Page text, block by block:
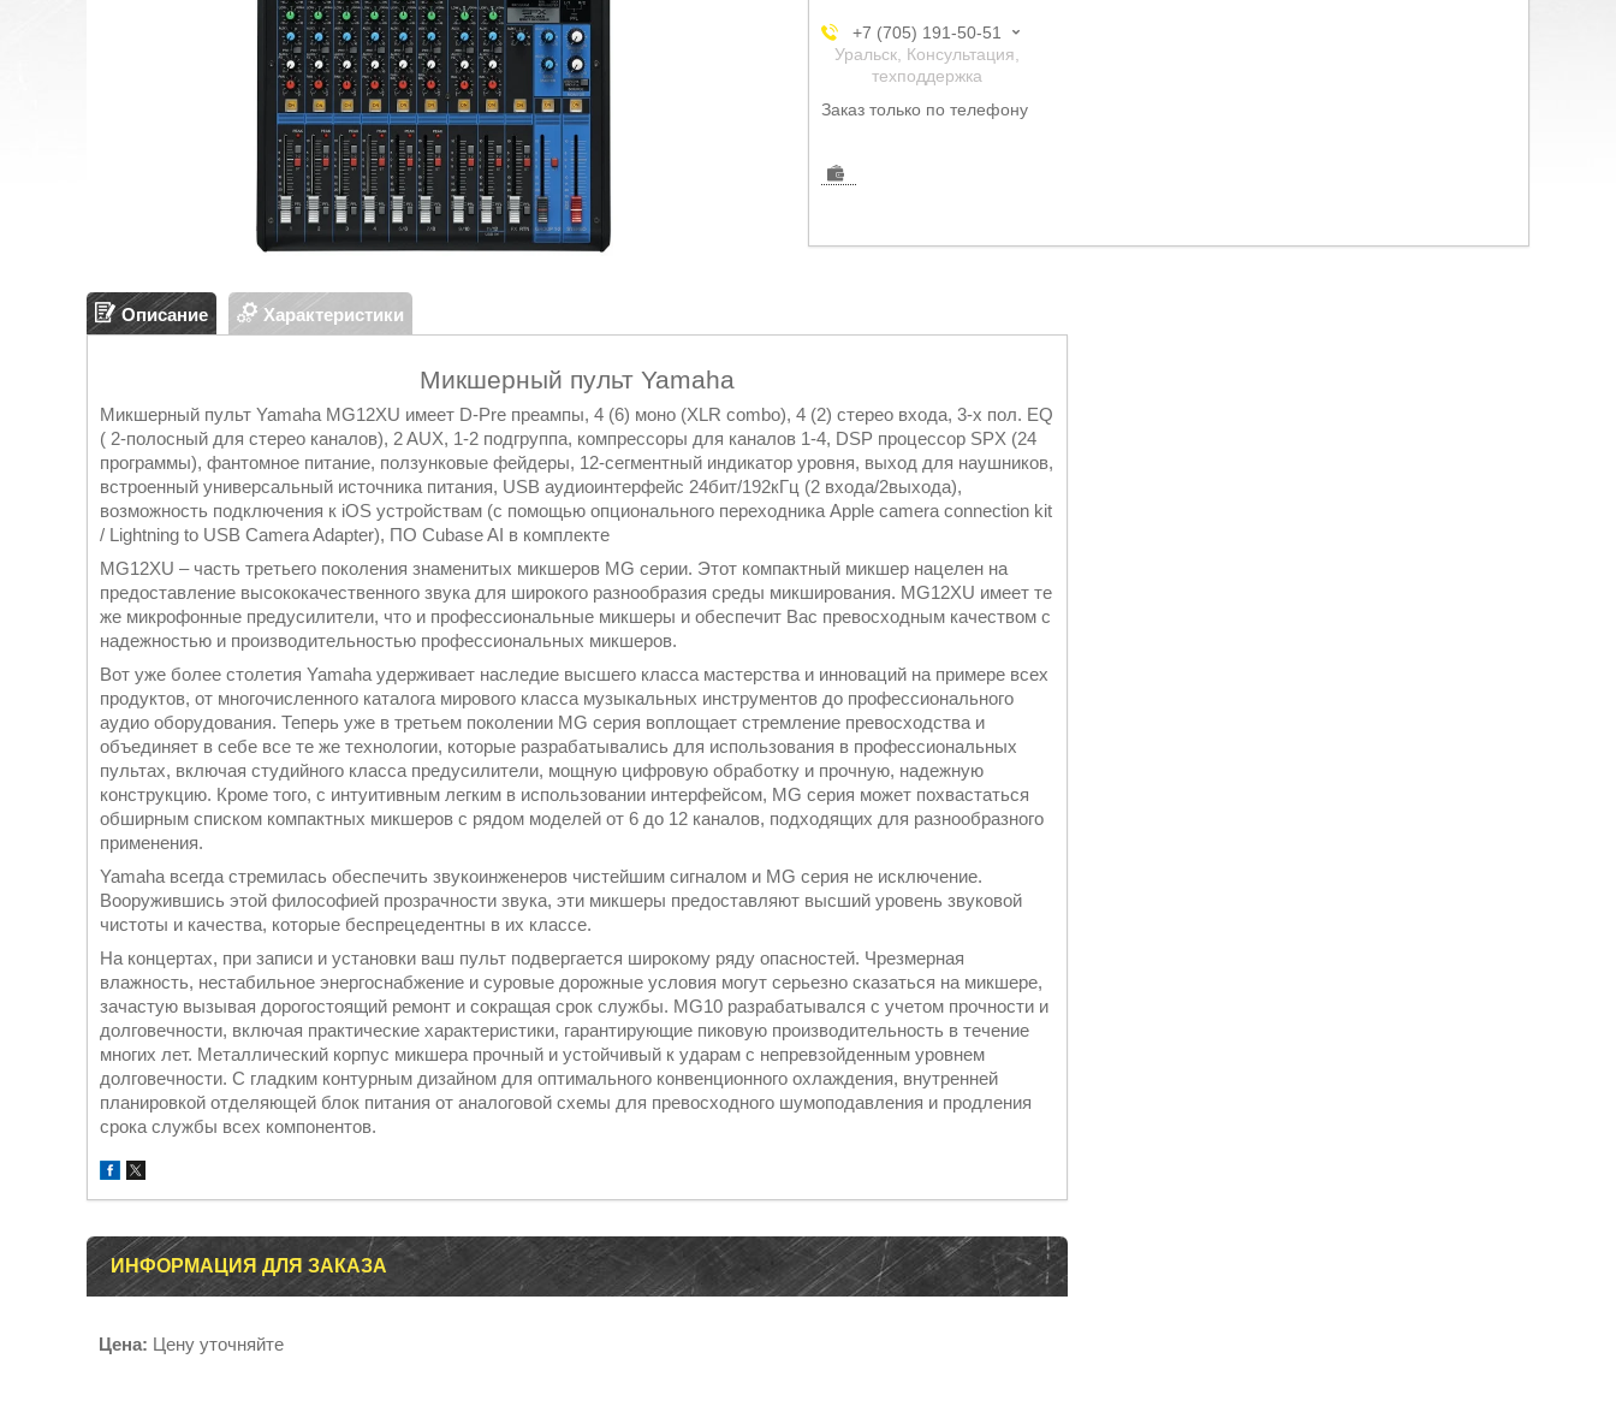
+7 (705) 191-50-51
Уральск, Консультация,
техподдержка
Заказ только по телефону
Описание Характеристики
Микшерный пульт Yamaha
Микшерный пульт Yamaha MG12XU имеет D-Pre преампы, 4 (6) моно (XLR combo), 4 (2) стерео входа, 3-х пол. EQ
( 2-полосный для стерео каналов), 2 AUX, 1-2 подгруппа, компрессоры для каналов 1-4, DSP процессор SPX (24
программы), фантомное питание, ползунковые фейдеры, 12-сегментный индикатор уровня, выход для наушников,
встроенный универсальный источника питания, USB аудиоинтерфейс 24бит/192кГц (2 входа/2выхода),
возможность подключения к iOS устройствам (с помощью опционального переходника Apple camera connection kit
/ Lightning to USB Camera Adapter), ПО Cubase AI в комплекте
MG12XU – часть третьего поколения знаменитых микшеров MG серии. Этот компактный микшер нацелен на
предоставление высококачественного звука для широкого разнообразия среды микширования. MG12XU имеет те
же микрофонные предусилители, что и профессиональные микшеры и обеспечит Вас превосходным качеством с
надежностью и производительностью профессиональных микшеров.
Вот уже более столетия Yamaha удерживает наследие высшего класса мастерства и инноваций на примере всех
продуктов, от многочисленного каталога мирового класса музыкальных инструментов до профессионального
аудио оборудования. Теперь уже в третьем поколении MG серия воплощает стремление превосходства и
объединяет в себе все те же технологии, которые разрабатывались для использования в профессиональных
пультах, включая студийного класса предусилители, мощную цифровую обработку и прочную, надежную
конструкцию. Кроме того, с интуитивным легким в использовании интерфейсом, MG серия может похвастаться
обширным списком компактных микшеров с рядом моделей от 6 до 12 каналов, подходящих для разнообразного
применения.
Yamaha всегда стремилась обеспечить звукоинженеров чистейшим сигналом и MG серия не исключение.
Вооружившись этой философией прозрачности звука, эти микшеры предоставляют высший уровень звуковой
чистоты и качества, которые беспрецедентны в их классе.
На концертах, при записи и установки ваш пульт подвергается широкому ряду опасностей. Чрезмерная
влажность, нестабильное энергоснабжение и суровые дорожные условия могут серьезно сказаться на микшере,
зачастую вызывая дорогостоящий ремонт и сокращая срок службы. MG10 разрабатывался с учетом прочности и
долговечности, включая практические характеристики, гарантирующие пиковую производительность в течение
многих лет. Металлический корпус микшера прочный и устойчивый к ударам с непревзойденным уровнем
долговечности. С гладким контурным дизайном для оптимального конвенционного охлаждения, внутренней
планировкой отделяющей блок питания от аналоговой схемы для превосходного шумоподавления и продления
срока службы всех компонентов.
ИНФОРМАЦИЯ ДЛЯ ЗАКАЗА
Цена: Цену уточняйте